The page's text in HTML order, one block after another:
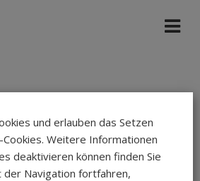
Jugend Mai 2026
und erlauben das Setzen
Weitere Informationen
deaktivieren können finden Sie
der Navigation fortfahren,